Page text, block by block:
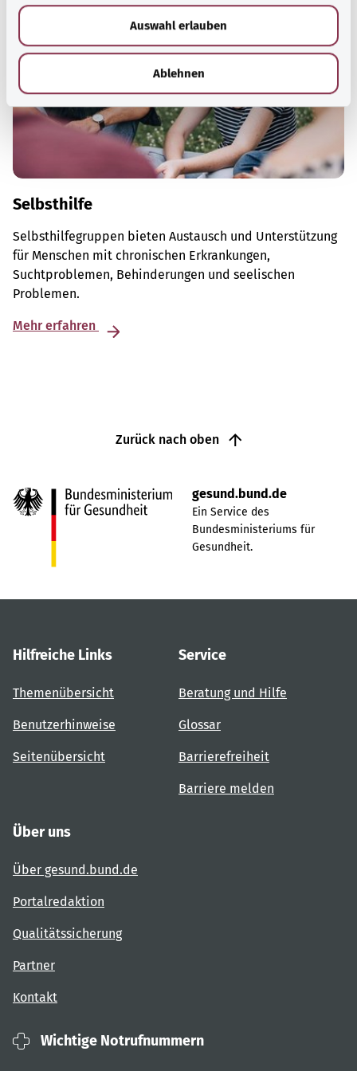
Auswahl erlauben
Ablehnen
Selbsthilfe
Selbsthilfegruppen bieten Austausch und Unterstützung
für Menschen mit chronischen Erkrankungen,
Suchtproblemen, Behinderungen und seelischen
Problemen.
Mehr erfahren
Zurück nach oben
gesund.bund.de
Ein Service des
Bundesministeriums für
Gesundheit.
Hilfreiche Links
Themenübersicht
Benutzerhinweise
Seitenübersicht
Service
Beratung und Hilfe
Glossar
Barrierefreiheit
Barriere melden
Über uns
Über gesund.bund.de
Portalredaktion
Qualitätssicherung
Partner
Kontakt
Wichtige Notrufnummern